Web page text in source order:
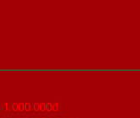
1.000.000đ